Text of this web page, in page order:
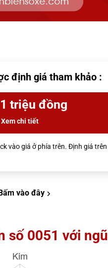
định giá tham khảo :
triệu đồng
Xem chi tiết
vào giá ở phía trên. Định giá
vào đây
số 0051 với